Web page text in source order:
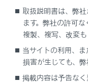
ディスプレイ表
取扱説明書は、弊
ます。弊社の許可
複製、複写、改変も
当サイトの利用、
損害が生じても、弊
掲載内容は予告な